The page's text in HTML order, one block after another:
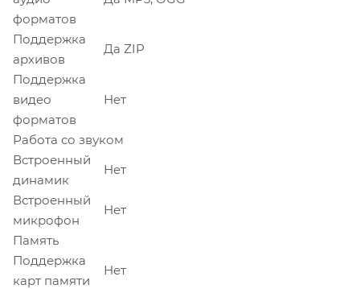
форматов
Поддержка
архивов
Да ZIP
Поддержка
видео
форматов
Нет
Работа со звуком
Встроенный
динамик
Нет
Встроенный
микрофон
Нет
Память
Поддержка
карт памяти
Нет